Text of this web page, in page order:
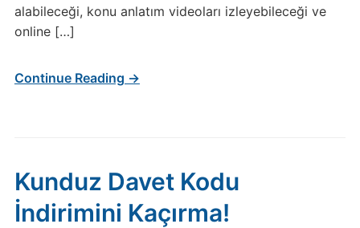
alabileceği, konu anlatım videoları izleyebileceği ve
online […]
Continue Reading →
Kunduz Davet Kodu
İndirimini Kaçırma!